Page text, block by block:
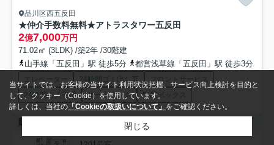
品川区西五反田
★仲介手数料無料★アトラスタワー五反田
2億7,000万円
71.02㎡ (3LDK) /築2年 /30階建
山手線「五反田」駅 徒歩5分
都営浅草線「五反田」駅 徒歩3分
エレベーター 24時間ゴミ出し可
フロントサービス
24時間有人管理
オートロック 宅配ボックス
販売中の部屋
当サイトでは、お客様の当サイト利用状況把握、サービス向上検討を目的と
して、クッキー（Cookie）を使用しています。
詳しくは、当社の 「Cookieの取扱いについて」 をご確認ください。
閉じる